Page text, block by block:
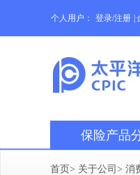
个人用户： 登录/注册
保险产品
首页> 关于公司 > 消